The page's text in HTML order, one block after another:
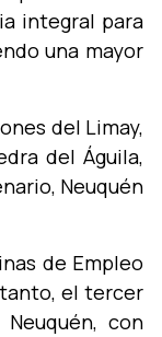
integral para
una mayor
del Limay,
del Águila,
Neuquén
de Empleo
el tercer
con